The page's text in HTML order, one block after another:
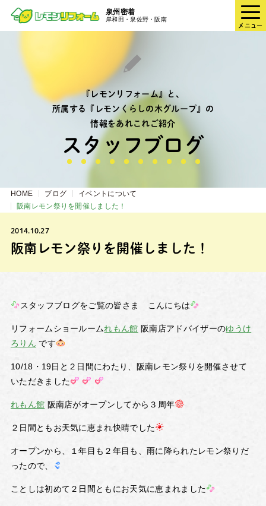
泉州密着
岸和田・泉佐野・阪南
メニュー
『レモンリフォーム』と、
所属する『レモンくらしの木グループ』の
情報をあれこれご紹介
スタッフブログ
HOME ブログ
イベントについて
阪南レモン祭りを開催しました！
2014.10.27
阪南レモン祭りを開催しました！
スタッフブログをご覧の皆さま こんにちは
リフォームショールームれもん館 阪南店アドバイザーのゆうけ
ろりん です
10/18・19日と２日間にわたり、阪南レモン祭りを開催させて
いただきました
れもん館 阪南店がオープンしてから３周年
２日間ともお天気に恵まれ快晴でした
オープンから、１年目も２年目も、雨に降られたレモン祭りだ
ったので、
ことしは初めて２日間ともにお天気に恵まれました